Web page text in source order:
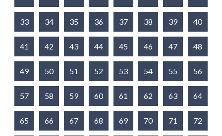
33 34 35 36 37 38 39 40
41 42 43 44 45 46 47 48
49 50 51 52 53 54 55 56
57 58 59 60 61 62 63 64
65 66 67 68 69 70 71 72